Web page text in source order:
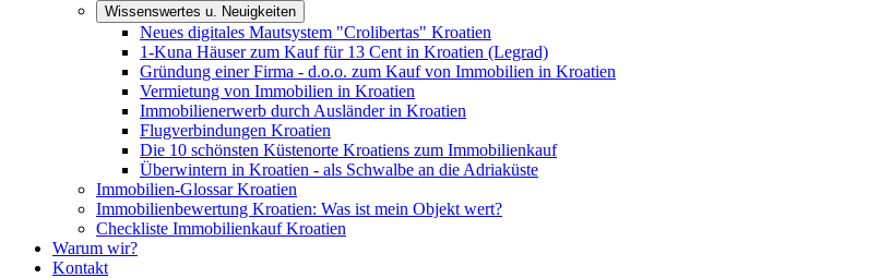
Wissenswertes u. Neuigkeiten
Neues digitales Mautsystem "Crolibertas" Kroatien
1-Kuna Häuser zum Kauf für 13 Cent in Kroatien (Legrad)
Gründung einer Firma - d.o.o. zum Kauf von Immobilien in Kroatien
Vermietung von Immobilien in Kroatien
Immobilienerwerb durch Ausländer in Kroatien
Flugverbindungen Kroatien
Die 10 schönsten Küstenorte Kroatiens zum Immobilienkauf
Überwintern in Kroatien - als Schwalbe an die Adriaküste
Immobilien-Glossar Kroatien
Immobilienbewertung Kroatien: Was ist mein Objekt wert?
Checkliste Immobilienkauf Kroatien
Warum wir?
Kontakt